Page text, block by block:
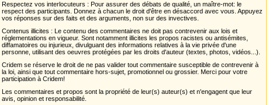
Respectez vos interlocuteurs : Pour assurer des débats de qualité, un maître-mot: le
respect des participants. Donnez à chacun le droit d'être en désaccord avec vous. Appuyez
vos réponses sur des faits et des arguments, non sur des invectives.
Contenus illicites : Le contenu des commentaires ne doit pas contrevenir aux lois et
réglementations en vigueur. Sont notamment illicites les propos racistes ou antisémites,
diffamatoires ou injurieux, divulguant des informations relatives à la vie privée d'une
personne, utilisant des oeuvres protégées par les droits d'auteur (textes, photos, vidéos...).
Cridem se réserve le droit de ne pas valider tout commentaire susceptible de contrevenir à
la loi, ainsi que tout commentaire hors-sujet, promotionnel ou grossier. Merci pour votre
participation à Cridem!
Les commentaires et propos sont la propriété de leur(s) auteur(s) et n'engagent que leur
avis, opinion et responsabilité.